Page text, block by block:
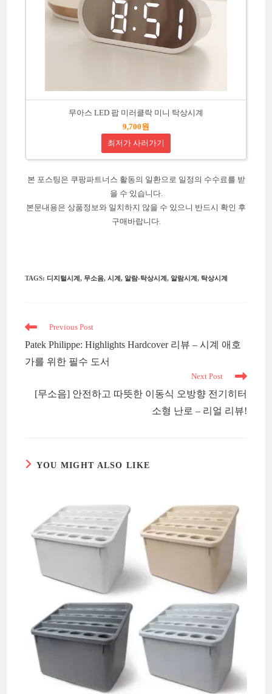
무아스 LED 팝 미러클락 미니 탁상시계
9,700원
최저가 사러가기
본 포스팅은 쿠팡파트너스 활동의 일환으로 일정의 수수료를 받
을 수 있습니다.
본문내용은 상품정보와 일치하지 않을 수 있으니 반드시 확인 후
구매바랍니다.
TAGS: 디지털시계, 무소음, 시계, 알람-탁상시계, 알람시계, 탁상시계
Read
articles
Previous Post
Patek Philippe: Highlights Hardcover 리뷰 – 시계 애호
가를 위한 필수 도서
Next Post
[무소음] 안전하고 따뜻한 이동식 오방향 전기히터
소형 난로 – 리얼 리뷰!
YOU MIGHT ALSO LIKE